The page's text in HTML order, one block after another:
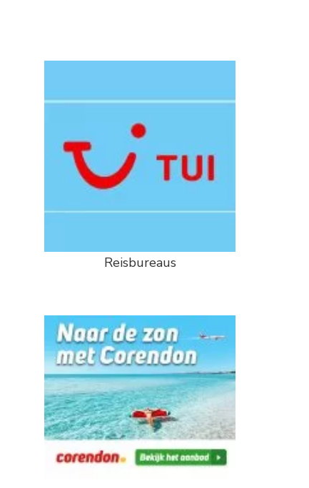
Reisbureaus